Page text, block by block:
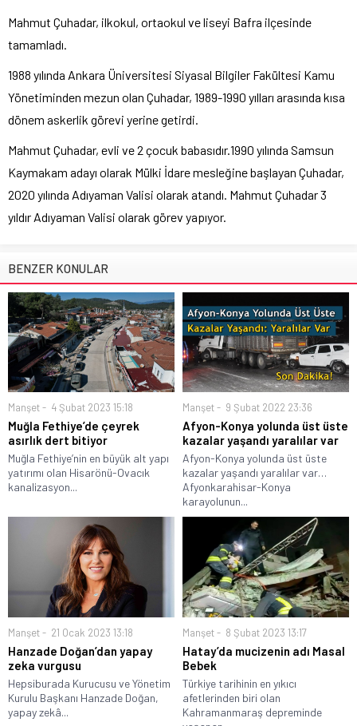
Mahmut Çuhadar, ilkokul, ortaokul ve liseyi Bafra ilçesinde
tamamladı.
1988 yılında Ankara Üniversitesi Siyasal Bilgiler Fakültesi Kamu
Yönetiminden mezun olan Çuhadar, 1989-1990 yılları arasında kısa
dönem askerlik görevi yerine getirdi.
Mahmut Çuhadar, evli ve 2 çocuk babasıdır.1990 yılında Samsun
Kaymakam adayı olarak Mülki İdare mesleğine başlayan Çuhadar,
2020 yılında Adıyaman Valisi olarak atandı. Mahmut Çuhadar 3
yıldır Adıyaman Valisi olarak görev yapıyor.
BENZER KONULAR
Manşet 4 Şubat 2023 15:18
Muğla Fethiye’de çeyrek
asırlık dert bitiyor
Muğla Fethiye’nin en büyük alt yapı
yatırımı olan Hisarönü-Ovacık
kanalizasyon...
Manşet 9 Şubat 2022 23:36
Afyon-Konya yolunda üst üste
kazalar yaşandı yaralılar var
Afyon-Konya yolunda üst üste
kazalar yaşandı yaralılar var…
Afyonkarahisar-Konya
karayolunun...
Manşet 21 Ocak 2023 13:18
Hanzade Doğan’dan yapay
zeka vurgusu
Hepsiburada Kurucusu ve Yönetim
Kurulu Başkanı Hanzade Doğan,
yapay zekâ...
Manşet 8 Şubat 2023 13:17
Hatay’da mucizenin adı Masal
Bebek
Türkiye tarihinin en yıkıcı
afetlerinden biri olan
Kahramanmaraş depreminde